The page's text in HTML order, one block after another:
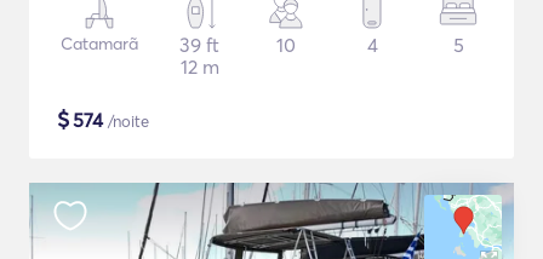
Catamarã
39 ft
12 m
10 4 5
$574/noite